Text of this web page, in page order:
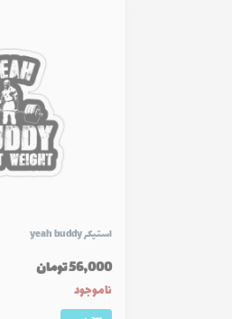
استیکر yeah buddy
56,000 تومان
ناموجود